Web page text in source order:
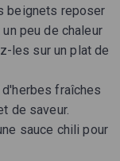
beignets reposer
peu de chaleur
les sur un plat de
fraîches
de saveur.
sauce chili pour